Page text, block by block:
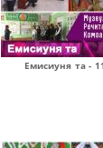
Емисиуня та -